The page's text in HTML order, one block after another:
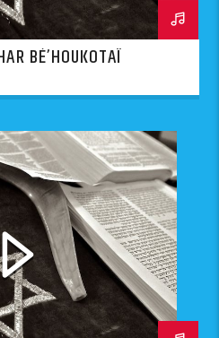
BÉ’HOUKOTAÏ